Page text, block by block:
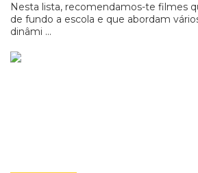
Nesta lista, recomendamos-te filmes
de fundo a escola e que abordam
dinâmi ...